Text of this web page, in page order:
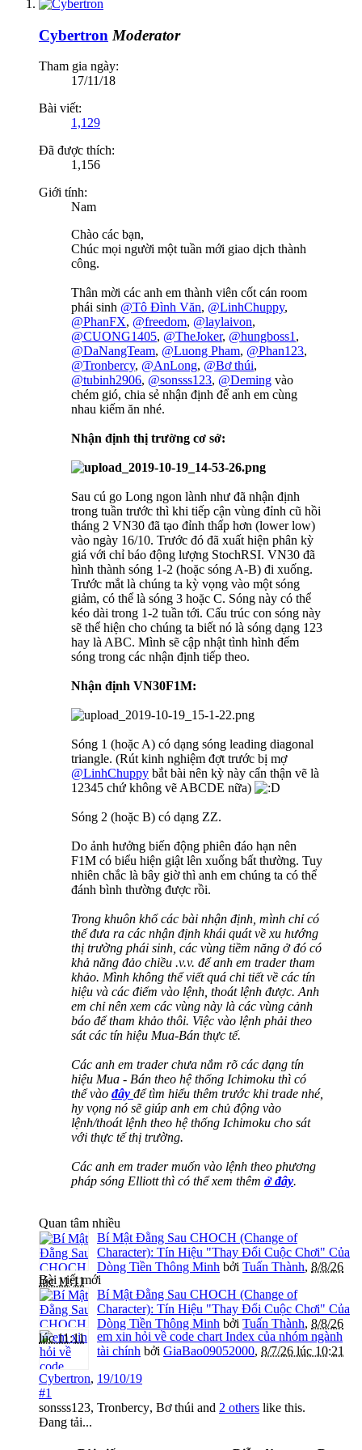
Cybertron Moderator
Tham gia ngày:
17/11/18
Bài viết:
1,129
Đã được thích:
1,156
Giới tính:
Nam
Chào các bạn,
Chúc mọi người một tuần mới giao dịch thành
công.
Thân mời các anh em thành viên cốt cán room
phái sinh @Tô Đình Văn, @LinhChuppy,
@PhanFX, @freedom, @laylaivon,
@CUONG1405, @TheJoker, @hungboss1 ,
@DaNangTeam, @Luong Pham, @Phan123,
@Tronbercy, @AnLong, @Bơ thúi,
@tubinh2906, @sonsss123, @Deming vào
chém gió, chia sẻ nhận định để anh em cùng
nhau kiếm ăn nhé.
Nhận định thị trường cơ sở:
Sau cú go Long ngon lành như đã nhận định
trong tuần trước thì khi tiếp cận vùng đỉnh cũ hồi
tháng 2 VN30 đã tạo đỉnh thấp hơn (lower low)
vào ngày 16/10. Trước đó đã xuất hiện phân kỳ
giá với chỉ báo động lượng StochRSI. VN30 đã
hình thành sóng 1-2 (hoặc sóng A-B) đi xuống.
Trước mắt là chúng ta kỳ vọng vào một sóng
giảm, có thể là sóng 3 hoặc C. Sóng này có thể
kéo dài trong 1-2 tuần tới. Cấu trúc con sóng này
sẽ thể hiện cho chúng ta biết nó là sóng dạng 123
hay là ABC. Mình sẽ cập nhật tình hình đếm
sóng trong các nhận định tiếp theo.
Nhận định VN30F1M:
Sóng 1 (hoặc A) có dạng sóng leading diagonal
triangle. (Rút kinh nghiệm đợt trước bị mợ
@LinhChuppy bắt bài nên kỳ này cẩn thận vẽ là
12345 chứ không vẽ ABCDE nữa)
Sóng 2 (hoặc B) có dạng ZZ.
Do ảnh hưởng biến động phiên đáo hạn nên
F1M có biểu hiện giật lên xuống bất thường. Tuy
nhiên chắc là bây giờ thì anh em chúng ta có thể
đánh bình thường được rồi.
Trong khuôn khổ các bài nhận định, mình chỉ có
thể đưa ra các nhận định khái quát về xu hướng
thị trường phái sinh, các vùng tiềm năng ở đó có
khả năng đảo chiều .v.v. để anh em trader tham
khảo. Mình không thể viết quá chi tiết về các tín
hiệu và các điểm vào lệnh, thoát lệnh được. Anh
em chỉ nên xem các vùng này là các vùng cảnh
báo để tham khảo thôi. Việc vào lệnh phải theo
sát các tín hiệu Mua-Bán thực tế.
Các anh em trader chưa nắm rõ các dạng tín
hiệu Mua - Bán theo hệ thống Ichimoku thì có
thể vào đây để tìm hiểu thêm trước khi trade nhé,
hy vọng nó sẽ giúp anh em chủ động vào
lệnh/thoát lệnh theo hệ thống Ichimoku cho sát
với thực tế thị trường.
Các anh em trader muốn vào lệnh theo phương
pháp sóng Elliott thì có thể xem thêm ở đây.
Quan tâm nhiều
Bí Mật Đằng Sau CHOCH (Change of
Character): Tín Hiệu "Thay Đổi Cuộc Chơi" Của
Dòng Tiền Thông Minh bởi Tuấn Thành, 8/8/26
lúc 11:11
Bài viết mới
Bí Mật Đằng Sau CHOCH (Change of
Character): Tín Hiệu "Thay Đổi Cuộc Chơi" Của
Dòng Tiền Thông Minh bởi Tuấn Thành, 8/8/26
lúc 11:11
em xin hỏi về code chart Index của nhóm ngành
tài chính bởi GiaBao09052000, 8/7/26 lúc 10:21
Cybertron, 19/10/19
#1
sonsss123, Tronbercy, Bơ thúi and 2 others like this.
Đang tải...